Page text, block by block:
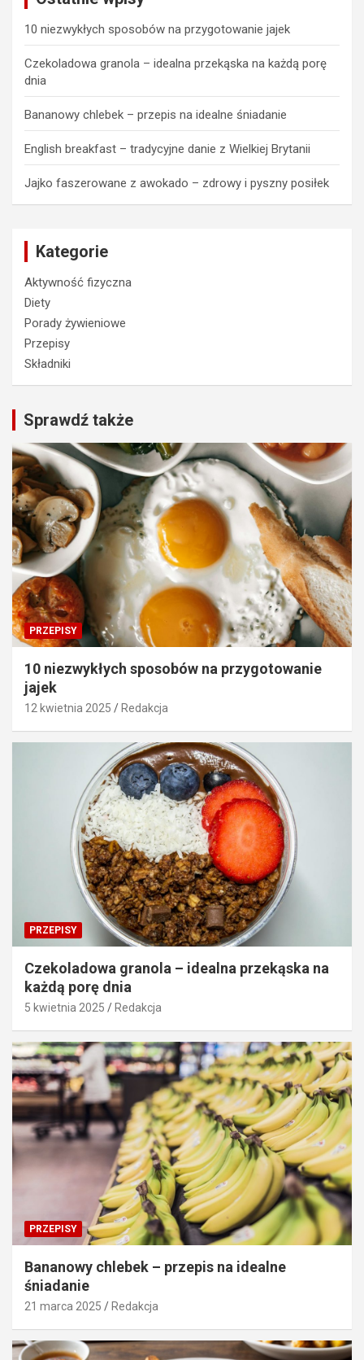
10 niezwykłych sposobów na przygotowanie jajek
Czekoladowa granola – idealna przekąska na każdą porę
dnia
Bananowy chlebek – przepis na idealne śniadanie
English breakfast – tradycyjne danie z Wielkiej Brytanii
Jajko faszerowane z awokado – zdrowy i pyszny posiłek
Kategorie
Aktywność fizyczna
Diety
Porady żywieniowe
Przepisy
Składniki
Sprawdź także
PRZEPISY
10 niezwykłych sposobów na przygotowanie
jajek
12 kwietnia 2025 Redakcja
PRZEPISY
Czekoladowa granola – idealna przekąska na
każdą porę dnia
5 kwietnia 2025 Redakcja
PRZEPISY
Bananowy chlebek – przepis na idealne
śniadanie
21 marca 2025 Redakcja